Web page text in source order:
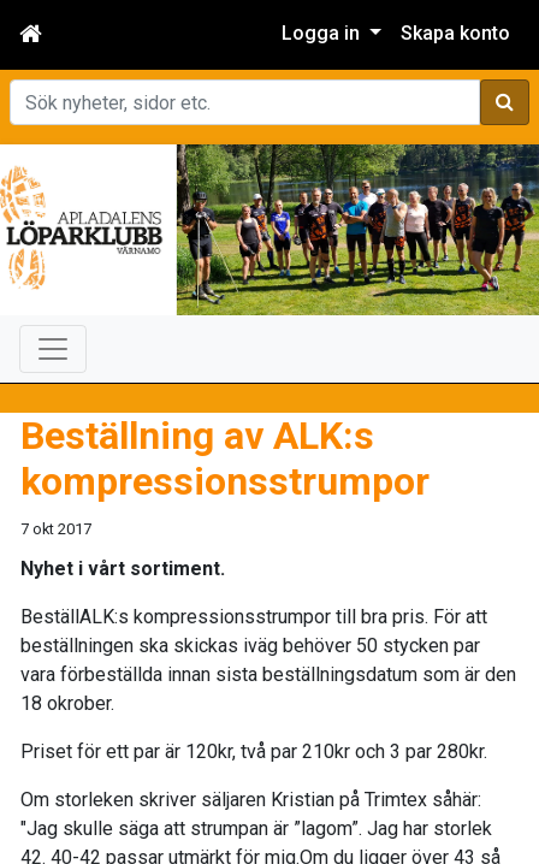
Logga in Skapa konto
Sök
Beställning av ALK:s
kompressionsstrumpor
7 okt 2017
Nyhet i vårt sortiment.
BeställALK:s kompressionsstrumpor till bra pris. För att
beställningen ska skickas iväg behöver 50 stycken par
vara förbeställda innan sista beställningsdatum som är den
18 okrober.
Priset för ett par är 120kr, två par 210kr och 3 par 280kr.
Om storleken skriver säljaren Kristian på Trimtex såhär:
"Jag skulle säga att strumpan är ”lagom”. Jag har storlek
42. 40-42 passar utmärkt för mig.Om du ligger över 43 så